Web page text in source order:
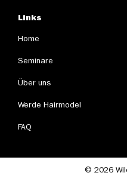
Links
Home
Seminare
Über uns
Werde Hairmodel
FAQ
© 2026